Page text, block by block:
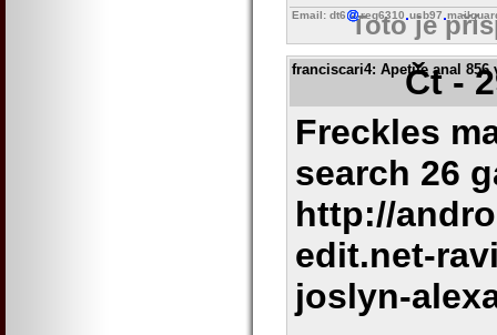
Email: dt6 reg6310 usb97
Toto je
franciscari4: Apetite anal 856
Čt -
Freckles
search 26
http://
edit.net-
joslyn-